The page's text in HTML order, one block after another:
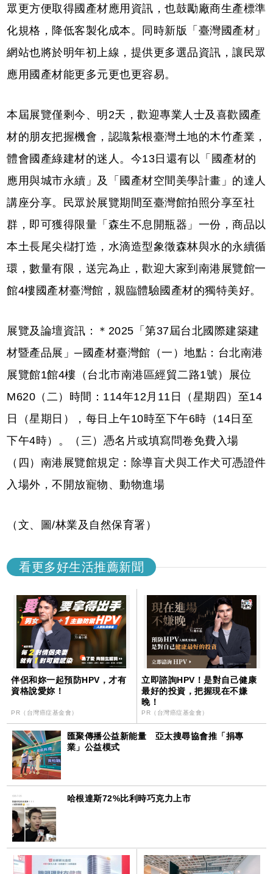
眾更方便取得國產材應用資訊，也鼓勵廠商生產標準
化規格，降低客製化成本。同時新版「臺灣國產材」
網站也將於明年初上線，提供更多選品資訊，讓民眾
應用國產材能更多元更也更容易。
本屆展覽僅剩今、明2天，歡迎專業人士及喜歡國產
材的朋友把握機會，認識紮根臺灣土地的木竹產業，
體會國產綠建材的迷人。今13日還有以「國產材的
應用與城市永續」及「國產材空間美學計畫」的達人
講座分享。民眾於展覽期間至臺灣館拍照分享至社
群，即可獲得限量「森生不息開瓶器」一份，商品以
本土長尾尖櫧打造，水滴造型象徵森林與水的永續循
環，數量有限，送完為止，歡迎大家到南港展覽館一
館4樓國產材臺灣館，親臨體驗國產材的獨特美好。
展覽及論壇資訊：＊2025「第37屆台北國際建築建
材暨產品展」─國產材臺灣館（一）地點：台北南港
展覽館1館4樓（台北市南港區經貿二路1號）展位
M620（二）時間：114年12月11日（星期四）至14
日（星期日），每日上午10時至下午6時（14日至
下午4時）。（三）憑名片或填寫問卷免費入場
（四）南港展覽館規定：除導盲犬與工作犬可憑證件
入場外，不開放寵物、動物進場
（文、圖/林業及自然保育署）
看更多好生活推薦新聞
伴侶和妳一起預防HPV，才有
資格說愛妳！
PR（台灣癌症基金會）
立即諮詢HPV！是對自己健康
最好的投資，把握現在不嫌
晚！
PR（台灣癌症基金會）
匯聚傳播公益新能量 亞太搜尋協會推「捐專
業」公益模式
哈根達斯72%比利時巧克力上市